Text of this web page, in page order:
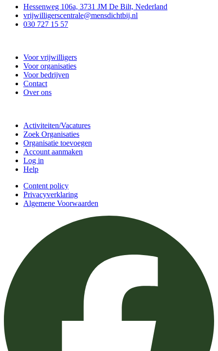
Hessenweg 106a, 3731 JM De Bilt, Nederland
vrijwilligerscentrale@mensdichtbij.nl
030 727 15 57
Voor vrijwilligers
Voor organisaties
Voor bedrijven
Contact
Over ons
Activiteiten/Vacatures
Zoek Organisaties
Organisatie toevoegen
Account aanmaken
Log in
Help
Content policy
Privacyverklaring
Algemene Voorwaarden